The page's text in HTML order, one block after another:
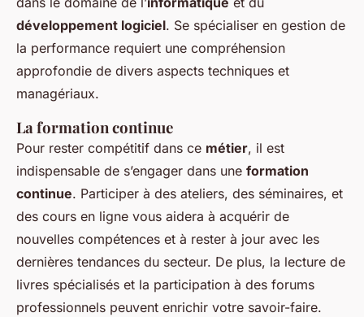
développement logiciel. Se spécialiser en gestion de
la performance requiert une compréhension
approfondie de divers aspects techniques et
managériaux.
La formation continue
Pour rester compétitif dans ce métier, il est
indispensable de s’engager dans une formation
continue. Participer à des ateliers, des séminaires, et
des cours en ligne vous aidera à acquérir de
nouvelles compétences et à rester à jour avec les
dernières tendances du secteur. De plus, la lecture de
livres spécialisés et la participation à des forums
professionnels peuvent enrichir votre savoir-faire.